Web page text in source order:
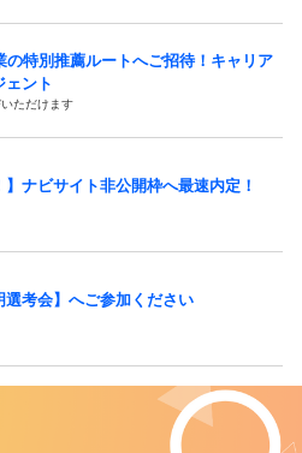
の特別推薦ルートへご招待！キャリア
ント
ただけます
】ナビサイト非公開枠へ最速内定！
考会】へご参加ください